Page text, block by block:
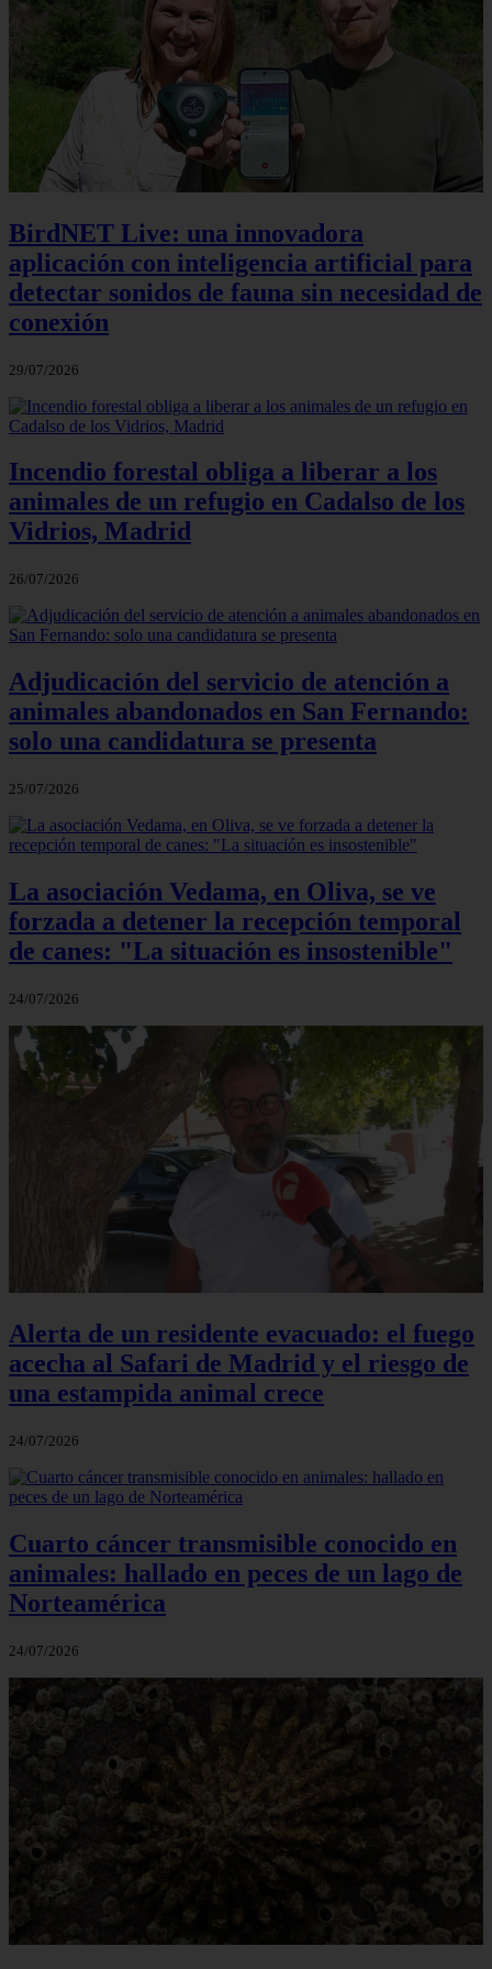
BirdNET Live: una innovadora
aplicación con inteligencia artificial para
detectar sonidos de fauna sin necesidad de
conexión
29/07/2026
Incendio forestal obliga a liberar a los
animales de un refugio en Cadalso de los
Vidrios, Madrid
26/07/2026
Adjudicación del servicio de atención a
animales abandonados en San Fernando:
solo una candidatura se presenta
25/07/2026
La asociación Vedama, en Oliva, se ve
forzada a detener la recepción temporal
de canes: "La situación es insostenible"
24/07/2026
Alerta de un residente evacuado: el fuego
acecha al Safari de Madrid y el riesgo de
una estampida animal crece
24/07/2026
Cuarto cáncer transmisible conocido en
animales: hallado en peces de un lago de
Norteamérica
24/07/2026